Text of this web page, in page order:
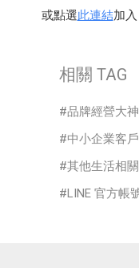
或點選此連結加入
相關 TAG
品牌經營大神
中小企業客戶
其他生活相關
LINE 官方帳